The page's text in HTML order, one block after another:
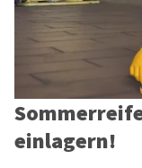
einlagern!